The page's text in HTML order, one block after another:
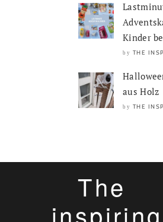
Kinder
by THE
aus Holz
by THE
The
inspiring